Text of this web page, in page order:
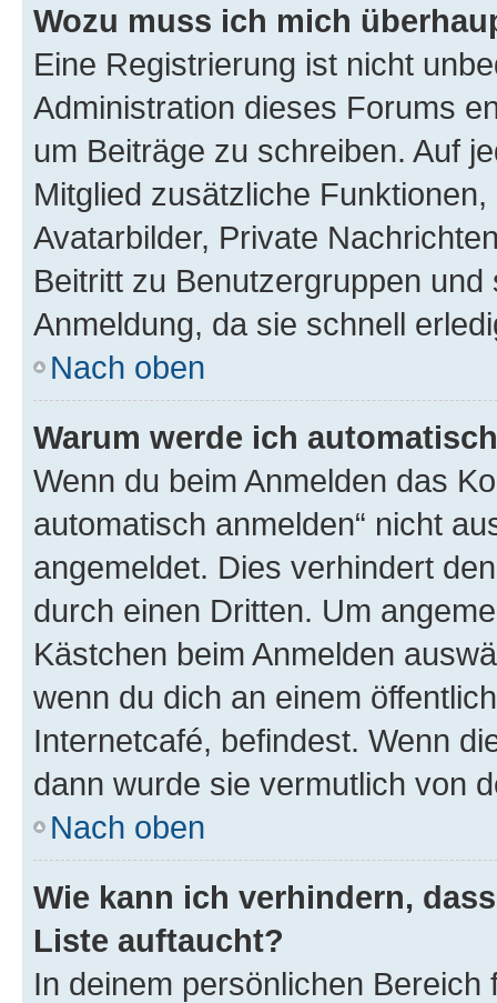
Wozu muss ich mich
Eine Registrierung ist nicht
Administration dieses Forums
um Beiträge zu schreiben. Auf
Mitglied zusätzliche
Avatarbilder, Private
Beitritt zu Benutzergruppen
Anmeldung, da sie schnell
Nach oben
Warum werde ich
Wenn du beim Anmelden das
automatisch anmelden“ nicht
angemeldet. Dies verhindert
durch einen Dritten. Um
Kästchen beim Anmelden
wenn du dich an einem
Internetcafé, befindest. Wenn
dann wurde sie vermutlich von
Nach oben
Wie kann ich verhindern,
Liste auftaucht?
In deinem persönlichen